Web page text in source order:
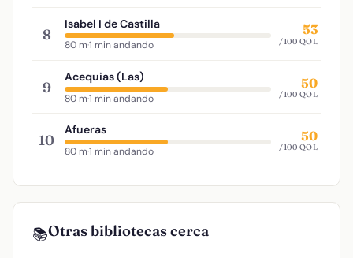
8
Isabel I de Castilla
80 m·1 min andando
53
/100 QOL
9
Acequias (Las)
80 m·1 min andando
50
/100 QOL
10
Afueras
80 m·1 min andando
50
/100 QOL
📚Otras bibliotecas cerca